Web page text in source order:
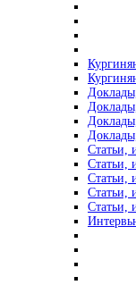
Статьи,
Статьи,
Статьи,
Статьи,
Статьи,